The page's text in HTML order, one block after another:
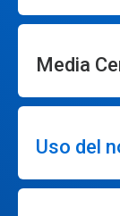
Media
Uso del